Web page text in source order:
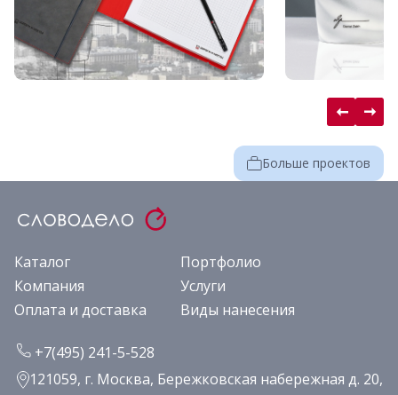
Больше проектов
Каталог
Портфолио
Компания
Услуги
Оплата и доставка
Виды нанесения
+7(495) 241-5-528
121059, г. Москва, Бережковская набережная д. 20,